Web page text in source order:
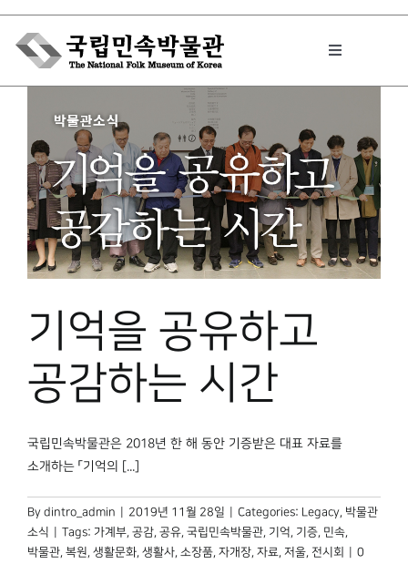
Skip
content
Toggle
박물관에서는
민속이야기
민속 인사이드
원문보기 PDF
기억을 공유하고
공감하는 시간
국립민속박물관은 2018년 한 해 동안 기증받은 대표 자료를
소개하는 「기억의 [...]
By dintro_admin 2019년 11월 28일 Categories: Legacy 박물관
소식
Tags: 가계부 공감 공유 국립민속박물관 기억 기증 민속
박물관 복원 생활문화 생활사 소장품 자개장 자료 저울 전시회
0